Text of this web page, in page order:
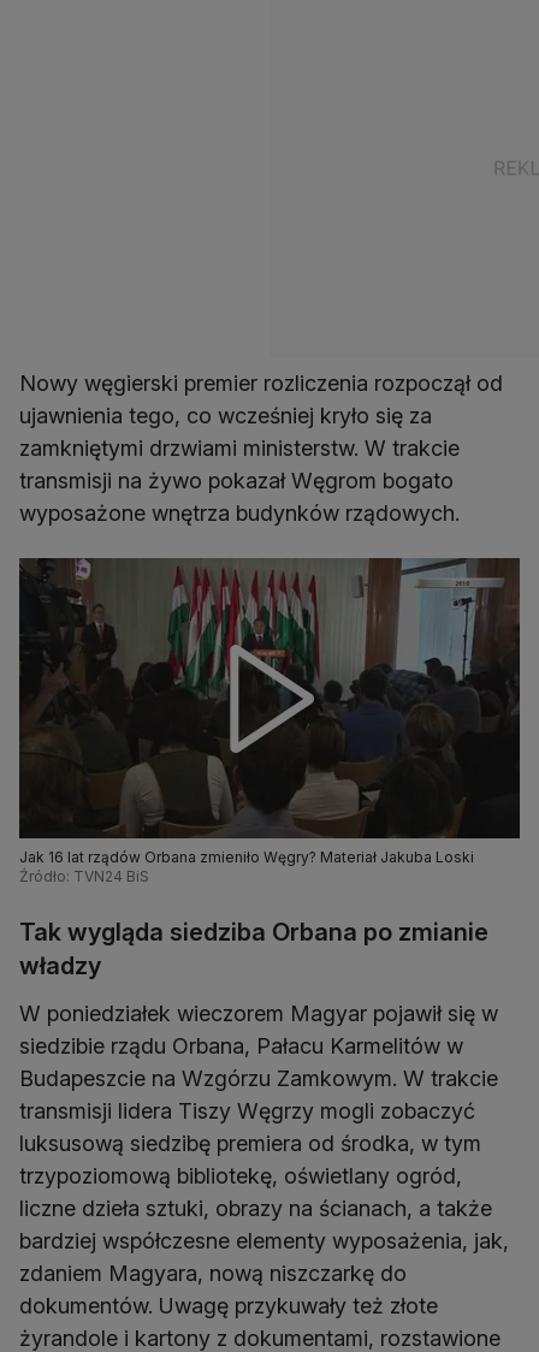
Nowy węgierski premier rozliczenia rozpoczął od
ujawnienia tego, co wcześniej kryło się za
zamkniętymi drzwiami ministerstw. W trakcie
transmisji na żywo pokazał Węgrom bogato
wyposażone wnętrza budynków rządowych.
Jak 16 lat rządów Orbana zmieniło Węgry? Materiał Jakuba Loski
Źródło: TVN24 BiS
Tak wygląda siedziba Orbana po zmianie
władzy
W poniedziałek wieczorem Magyar pojawił się w
siedzibie rządu Orbana, Pałacu Karmelitów w
Budapeszcie na Wzgórzu Zamkowym. W trakcie
transmisji lidera Tiszy Węgrzy mogli zobaczyć
luksusową siedzibę premiera od środka, w tym
trzypoziomową bibliotekę, oświetlany ogród,
liczne dzieła sztuki, obrazy na ścianach, a także
bardziej współczesne elementy wyposażenia, jak,
zdaniem Magyara, nową niszczarkę do
dokumentów. Uwagę przykuwały też złote
żyrandole i kartony z dokumentami, rozstawione